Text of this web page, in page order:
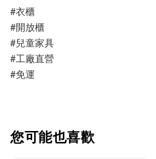
#衣櫃
#開放櫃
#兒童家具
#工廠直營
#免運
您可能也喜歡